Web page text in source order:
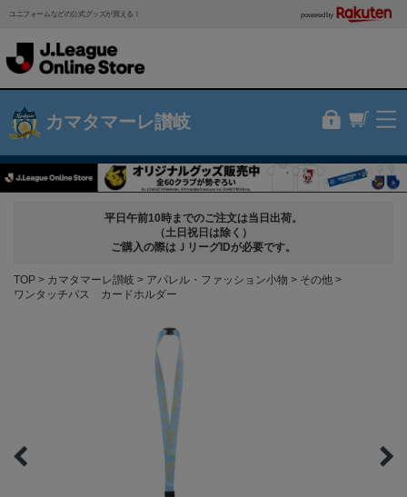
ユニフォームなどの公式グッズが買える！ powered by
カマタマーレ讃岐
平日午前10時までのご注文は当日出荷。
（土日祝日は除く）
ご購入の際はＪリーグIDが必要です。
TOP カマタマーレ讃岐 アパレル・ファッション小物
その他
ワンタッチパス カードホルダー